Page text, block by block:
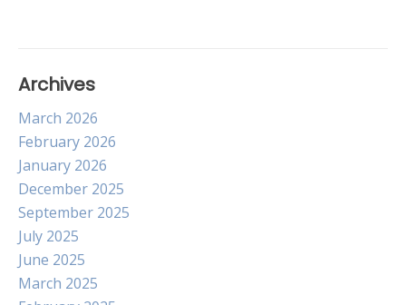
Archives
March 2026
February 2026
January 2026
December 2025
September 2025
July 2025
June 2025
March 2025